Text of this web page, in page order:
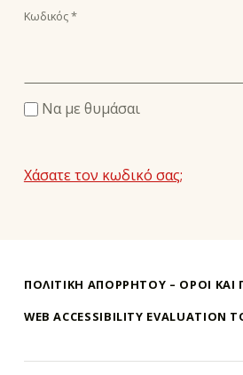
Κωδικός*
Να με θυμάσαι
Χάσατε τον κωδικό σας;
ΠΟΛΙΤΙΚΗ ΑΠΟΡΡΗΤΟΥ – ΌΡΟΙ ΚΑΙ
WEB ACCESSIBILITY EVALUATION